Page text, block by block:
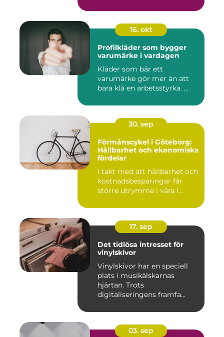
16. okt
Profilkläder som bygger
varumärke i vardagen
Kläder som bär ett
varumärke gör mer än att
bara klä en arbetsstyrka. ...
30. sep
Förmånscykel i Göteborg:
Hållbarhet och ekonomiska
fördelar
I takt med att hållbarhet och
kostnadsbesparingar får
större utrymme i våra l...
17. sep
Det tidlösa intresset för
vinylskivor
Vinylskivor har en speciell
plats i musikälskarnas
hjärtan. Trots
digitaliseringens framfa...
03. sep